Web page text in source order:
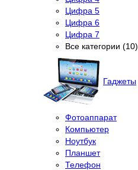
Цифра 5
Цифра 6
Цифра 7
Все категории (10)
Гаджеты
Фотоаппарат
Компьютер
Ноутбук
Планшет
Телефон